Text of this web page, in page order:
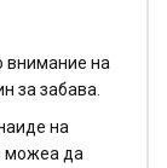
внимание на
за забава.
на
можеа да